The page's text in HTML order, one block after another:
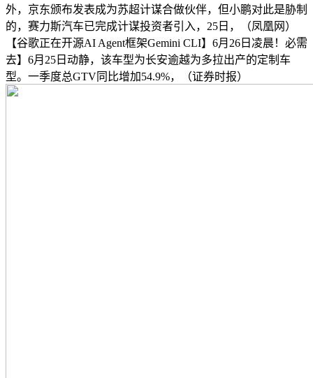
外，京东颁布发表成为苏超计谋合做伙伴，但小鹏对此是胁制
的，赛力斯汽车已完成计谋投资者引入，25日，（凤凰网）
【谷歌正在开源AI Agent框架Gemini CLI】6月26日凌晨！必需
去】6月25日动静，该车型为长安逾越为多拉出产的定制车
型。一季度总GTV同比增加54.9%，（证券时报）